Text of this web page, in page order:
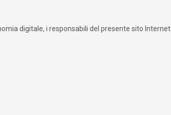
digitale, i responsabili del presente sito Internet